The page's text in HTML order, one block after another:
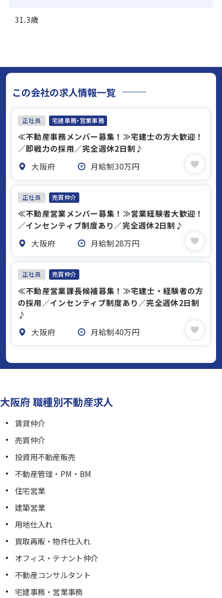
31.3歳
この会社の求人情報一覧
正社員 宅建事務・営業事務
≪不動産事務メンバー募集！≫宅建士の方大歓迎！
／即戦力の採用／完全週休2日制♪
大阪府
月給制30万円
正社員 売買仲介
≪不動産営業メンバー募集！≫営業経験者大歓迎！
／インセンティブ制度あり／完全週休2日制♪
大阪府
月給制28万円
正社員 売買仲介
≪不動産営業課長候補募集！≫宅建士・経験者の方
の採用／インセンティブ制度あり／完全週休2日制
♪
大阪府
月給制40万円
大阪府 職種別不動産求人
賃貸仲介
売買仲介
投資用不動産販売
不動産管理・PM・BM
住宅営業
建築営業
用地仕入れ
買取再販・物件仕入れ
オフィス・テナント仲介
不動産コンサルタント
宅建事務・営業事務